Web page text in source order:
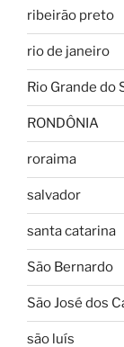
ribeirão preto
rio de janeiro
Rio Grande do
RONDÔNIA
roraima
salvador
santa catarina
São Bernardo
São José dos
são luís